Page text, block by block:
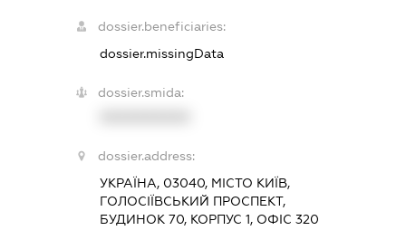
dossier.beneficiaries:
dossier.missingData
dossier.smida:
dossier.address:
УКРАЇНА, 03040, МІСТО КИЇВ,
ГОЛОСІЇВСЬКИЙ ПРОСПЕКТ,
БУДИНОК 70, КОРПУС 1, ОФІС 320